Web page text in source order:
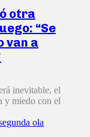
otra
“Se
van a
inevitable, el
y miedo con el
ola